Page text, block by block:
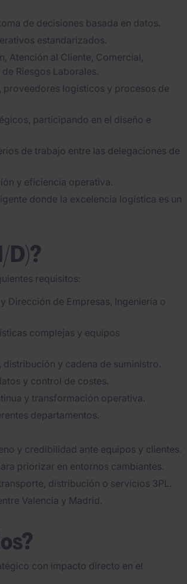
de decisiones basada en datos.
estandarizados.
Atención al Cliente, Comercial,
Riesgos Laborales.
proveedores logísticos y procesos de
participando en el diseño e
de trabajo entre las delegaciones de
y eficiencia operativa.
donde la excelencia logística es un
D)?
requisitos:
Dirección de Empresas, Ingeniería o
complejas y equipos
y cadena de suministro.
y control de costes.
y transformación operativa.
departamentos.
y credibilidad ante equipos y clientes.
priorizar en entornos cambiantes.
distribución o servicios 3PL.
Valencia y Madrid.
con impacto directo en el